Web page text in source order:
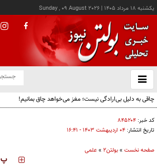
يکشنبه ۱۸ مرداد ۱۴۰۵ |
Sunday , 09 August 2026
باز
و
چاقی به دلیل بی‌ارادگی نیست؛ مغز می‌خواهد چاق بمانیم!
کد خبر: ۸۴۵۲۰۴
تاریخ انتشار: ۰۴ ارديبهشت ۱۴۰۳ - ۱۶:۴۱
صفحه نخست »بولتن2 »علمی
‍‍‍ پ